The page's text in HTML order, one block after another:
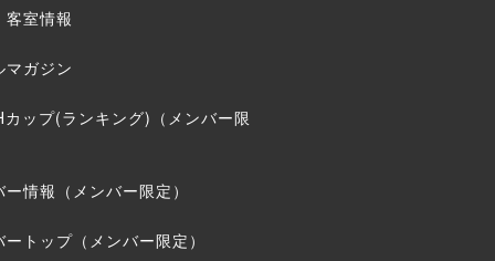
客室情報
マガジン
カップ(ランキング)（メンバー限
ー情報（メンバー限定）
ートップ（メンバー限定）